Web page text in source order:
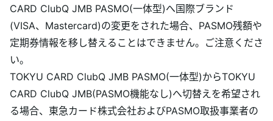
CARD ClubQ JMB PASMO(一体型)へ国際ブランド
(VISA、Mastercard)の変更をされた場合、PASMO残額や
定期券情報を移し替えることはできません。ご注意くださ
い。
TOKYU CARD ClubQ JMB PASMO(一体型)からTOKYU
CARD ClubQ JMB(PASMO機能なし)へ切替えを希望され
る場合、東急カード株式会社およびPASMO取扱事業者の